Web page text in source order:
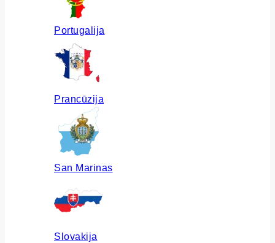
Portugalija
Prancūzija
San Marinas
Slovakija